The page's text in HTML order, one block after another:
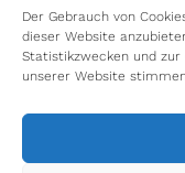
Der Gebrauch von
dieser Website
Statistikzwecken und
unserer Website